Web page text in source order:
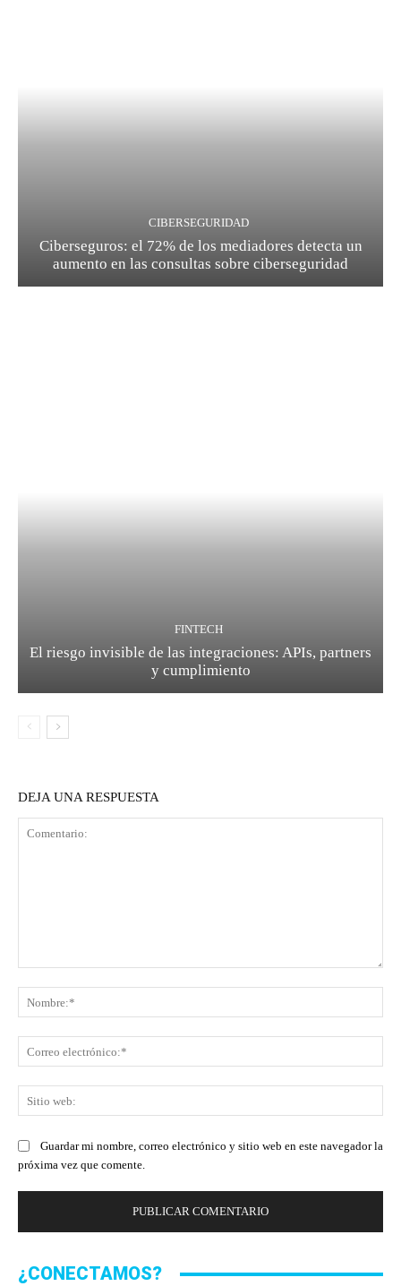
CIBERSEGURIDAD
Ciberseguros: el 72% de los mediadores detecta un
aumento en las consultas sobre ciberseguridad
FINTECH
El riesgo invisible de las integraciones: APIs, partners
y cumplimiento
DEJA UNA RESPUESTA
Guardar mi nombre, correo electrónico y sitio web en este navegador la
próxima vez que comente.
¿CONECTAMOS?